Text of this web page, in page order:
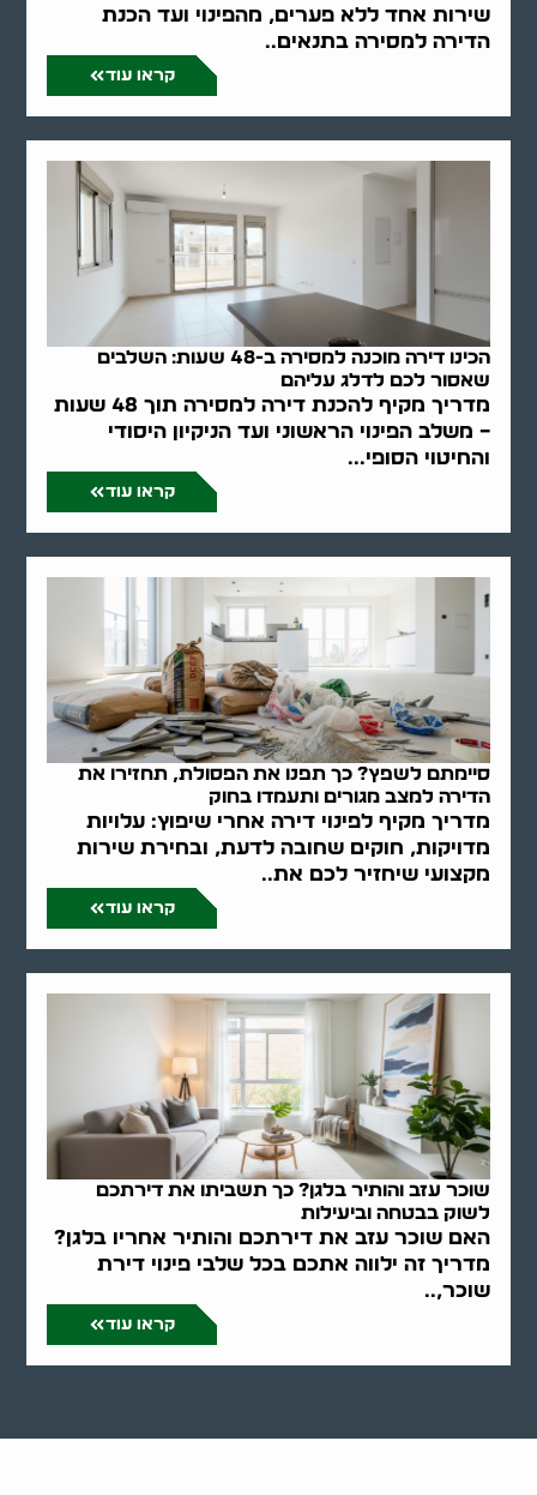
שירות אחד ללא פערים, מהפינוי ועד הכנת
הדירה למסירה בתנאים..
קראו עוד
הכינו דירה מוכנה למסירה ב-48 שעות: השלבים
שאסור לכם לדלג עליהם
מדריך מקיף להכנת דירה למסירה תוך 48 שעות
– משלב הפינוי הראשוני ועד הניקיון היסודי
והחיטוי הסופי...
קראו עוד
סיימתם לשפץ? כך תפנו את הפסולת, תחזירו את
הדירה למצב מגורים ותעמדו בחוק
מדריך מקיף לפינוי דירה אחרי שיפוץ: עלויות
מדויקות, חוקים שחובה לדעת, ובחירת שירות
מקצועי שיחזיר לכם את..
קראו עוד
שוכר עזב והותיר בלגן? כך תשביתו את דירתכם
לשוק בבטחה וביעילות
האם שוכר עזב את דירתכם והותיר אחריו בלגן?
מדריך זה ילווה אתכם בכל שלבי פינוי דירת
שוכר,..
קראו עוד